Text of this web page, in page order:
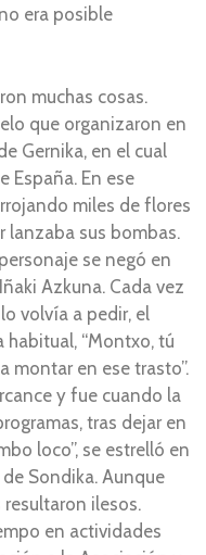
era posible
muchas cosas.
que organizaron en
Gernika, en el cual
España. En ese
miles de flores
lanzaba sus bombas.
se negó en
Azkuna. Cada vez
volvía a pedir, el
habitual, “Montxo, tú
montar en ese trasto”.
y fue cuando la
tras dejar en
loco”, se estrelló en
Sondika. Aunque
ilesos.
en actividades